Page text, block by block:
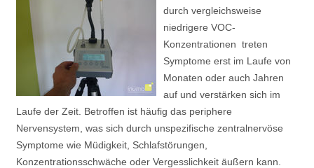
durch vergleichsweise
niedrigere VOC-
Konzentrationen treten
Symptome erst im Laufe von
Monaten oder auch Jahren
auf und verstärken sich im
Laufe der Zeit. Betroffen ist häufig das periphere
Nervensystem, was sich durch unspezifische zentralnervöse
Symptome wie Müdigkeit, Schlafstörungen,
Konzentrationsschwäche oder Vergesslichkeit äußern kann.